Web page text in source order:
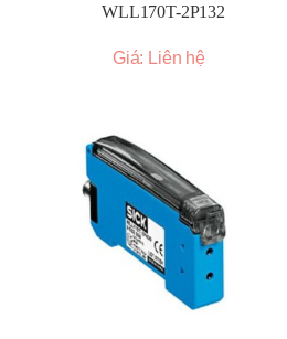
WLL170T-2P132
Giá: Liên hệ